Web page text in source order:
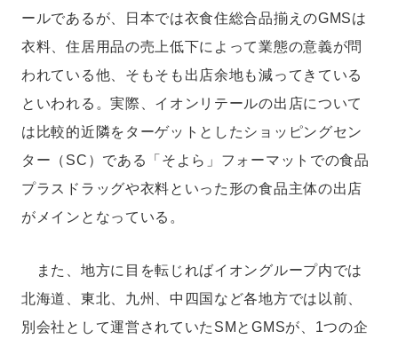
ールであるが、日本では衣食住総合品揃えのGMSは
衣料、住居用品の売上低下によって業態の意義が問
われている他、そもそも出店余地も減ってきている
といわれる。実際、イオンリテールの出店について
は比較的近隣をターゲットとしたショッピングセン
ター（SC）である「そよら」フォーマットでの食品
プラスドラッグや衣料といった形の食品主体の出店
がメインとなっている。
また、地方に目を転じればイオングループ内では
北海道、東北、九州、中四国など各地方では以前、
別会社として運営されていたSMとGMSが、1つの企